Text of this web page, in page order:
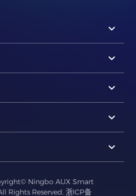
Ningbo AUX Smart
Rights Reserved. 浙ICP备